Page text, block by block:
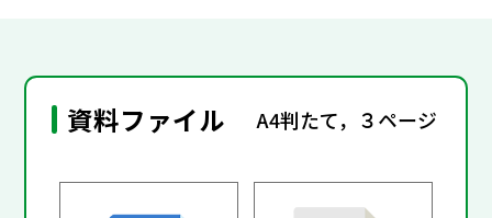
資料ファイル A4判たて，３ページ